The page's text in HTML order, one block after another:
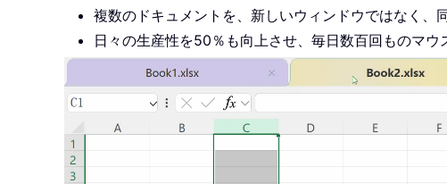
複数のドキュメントを、新しいウィンドウではなく、
日々の生産性を50％も向上させ、毎日数百回ものマウ